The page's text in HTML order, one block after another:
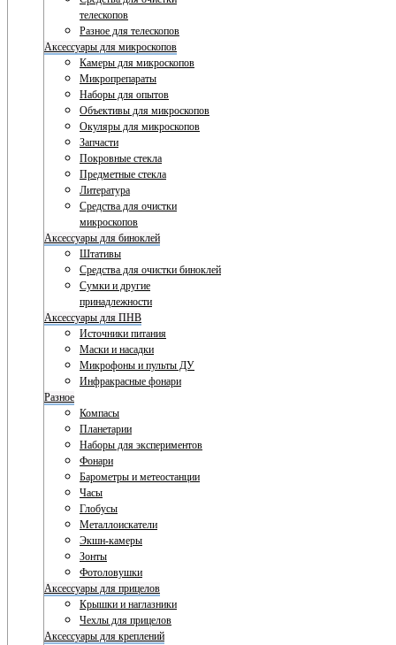
телескопов
Разное для телескопов
Аксессуары для микроскопов
Камеры для микроскопов
Микропрепараты
Наборы для опытов
Объективы для микроскопов
Окуляры для микроскопов
Запчасти
Покровные стекла
Предметные стекла
Литература
Средства для очистки
микроскопов
Аксессуары для биноклей
Штативы
Средства для очистки биноклей
Сумки и другие
принадлежности
Аксессуары для ПНВ
Источники питания
Маски и насадки
Микрофоны и пульты ДУ
Инфракрасные фонари
Разное
Компасы
Планетарии
Наборы для экспериментов
Фонари
Барометры и метеостанции
Часы
Глобусы
Металлоискатели
Экшн-камеры
Зонты
Фотоловушки
Аксессуары для прицелов
Крышки и наглазники
Чехлы для прицелов
Аксессуары для креплений